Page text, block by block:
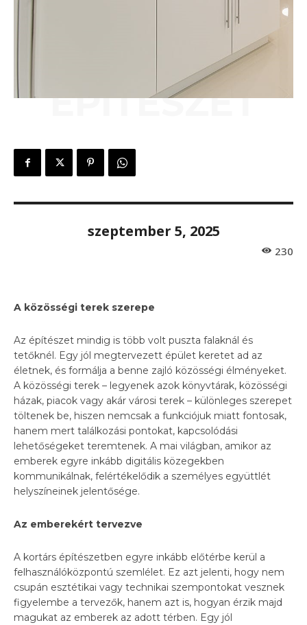
ÉPÍTÉSZET
szeptember 5, 2025
230
A közösségi terek szerepe
Az építészet mindig is több volt puszta falaknál és
tetőknél. Egy jól megtervezett épület keretet ad az
életnek, és formálja a benne zajló közösségi élményeket.
A közösségi terek – legyenek azok könyvtárak, közösségi
házak, piacok vagy akár városi terek – különleges szerepet
töltenek be, hiszen nemcsak a funkciójuk miatt fontosak,
hanem mert találkozási pontokat, kapcsolódási
lehetőségeket teremtenek. A mai világban, amikor az
emberek egyre inkább digitális közegekben
kommunikálnak, felértékelődik a személyes együttlét
helyszíneinek jelentősége.
Az emberekért tervezve
A kortárs építészetben egyre inkább előtérbe kerül a
felhasználóközpontú szemlélet. Ez azt jelenti, hogy nem
csupán esztétikai vagy technikai szempontokat vesznek
figyelembe a tervezők, hanem azt is, hogyan érzik majd
magukat az emberek az adott térben. Egy jól